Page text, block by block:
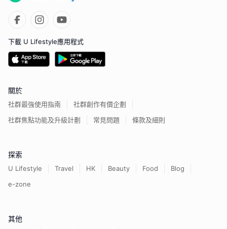
下載 U Lifestyle應用程式
關於
社群最強使用指南
社群創作有價企劃
社群焦點功能及升級計劃
常見問題 條款及細則
探索
U Lifestyle Travel HK Beauty Food
Blog
e-zone
其他